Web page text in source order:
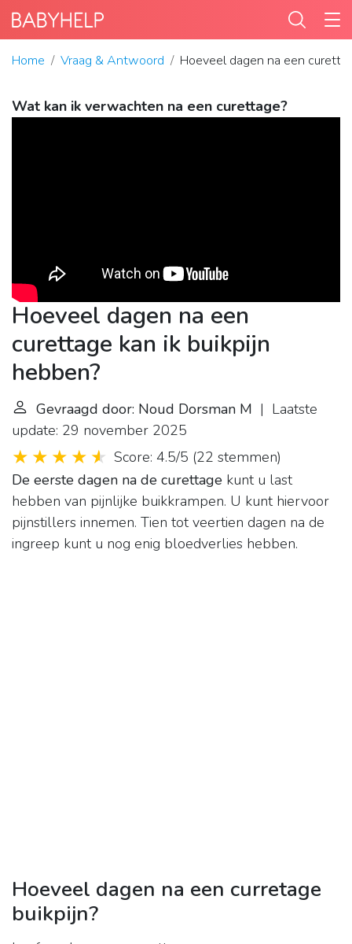
Home Vraag & Antwoord Hoeveel dagen na een
Wat kan ik verwachten na een curettage?
Hoeveel dagen na een
curettage kan ik buikpijn
hebben?
Gevraagd door: Noud Dorsman M | Laatste
update: 29 november 2025
Score: 4.5/5 (22 stemmen)
De eerste dagen na de curettage kunt u last
hebben van pijnlijke buikkrampen. U kunt hiervoor
pijnstillers innemen. Tien tot veertien dagen na de
ingreep kunt u nog enig bloedverlies hebben.
Hoeveel dagen na een curretage
buikpijn?